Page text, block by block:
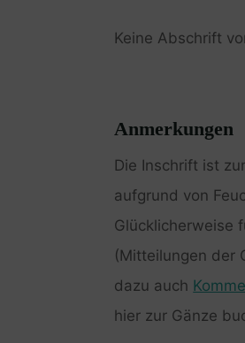
Keine Abschrift
Anmerkungen
Die Inschrift ist
aufgrund von
Glücklicherweise
(Mitteilungen der
dazu auch
hier zur Gänze